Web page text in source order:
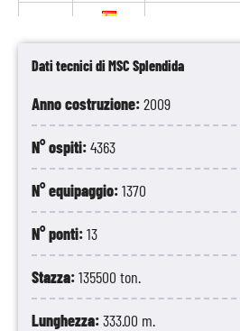
Dati tecnici di MSC Splendida
Anno costruzione:2009
N° ospiti:4363
N° equipaggio:1370
N° ponti:13
Stazza:135500 ton.
Lunghezza:333.00 m.
Marsiglia
8 La Spezia